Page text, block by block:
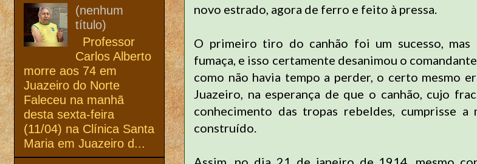
novo estrado, agora de ferro e feito à pressa.
O primeiro tiro do canhão foi um sucesso, mas
fumaça, e isso certamente desanimou o
como não havia tempo a perder, o certo mesmo
Juazeiro, na esperança de que o canhão, cujo
conhecimento das tropas rebeldes, cumprisse
construído.
(nenhum
título)
Professor
Carlos Alberto
morre aos 74 em
Juazeiro do Norte
Faleceu na manhã
desta sexta-feira
(11/04) na Clínica Santa
Maria em Juazeiro d...